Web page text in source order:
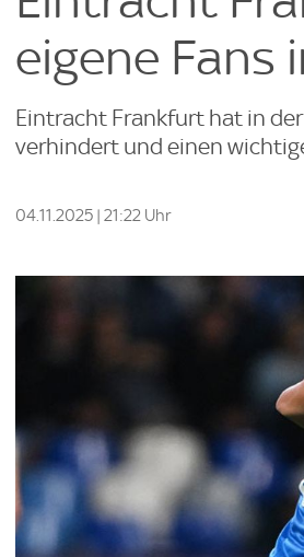
eigene Fans
Eintracht Frankfurt hat in
verhindert und einen
04.11.2025 | 21:22 Uhr